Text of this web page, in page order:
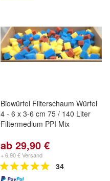
Biowürfel Filterschaum Würfel
4 - 6 x 3-6 cm 75 / 140 Liter
Filtermedium PPI Mix
ab 29,90 €
+ 6,90 € Versand
34